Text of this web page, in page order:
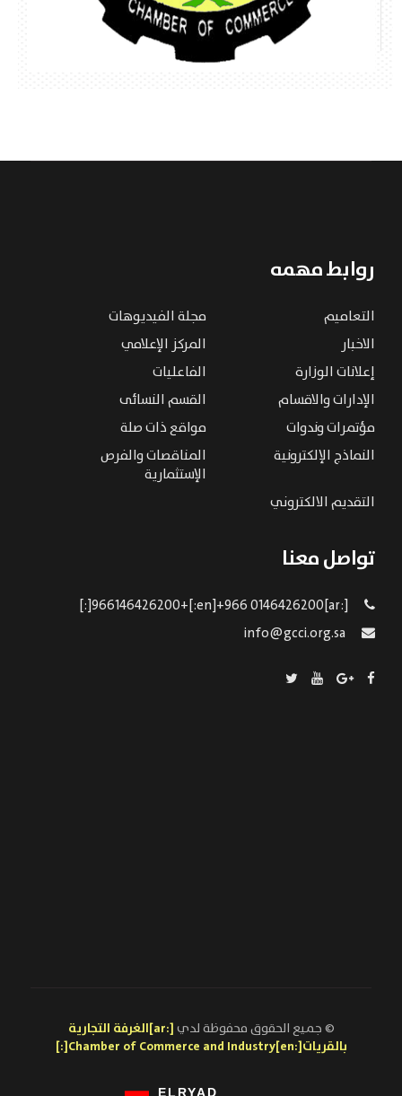
روابط مهمه
التعاميم
مجلة الفيديوهات
الاخبار
المركز الإعلامي
إعلانات الوزارة
الفاعليات
الإدارات والاقسام
القسم النسائى
مؤتمرات وندوات
مواقع ذات صلة
النماذج الإلكترونية
المناقصات والفرص
الإستثمارية
التقديم الالكتروني
تواصل معنا
[:ar]966146426200+[:en]+966 0146426200[:]
© جميع الحقوق محفوظة لدي
[:ar]الغرفة التجارية
بالقريات[:en]Chamber of Commerce and Industry[:]
ELRYAD